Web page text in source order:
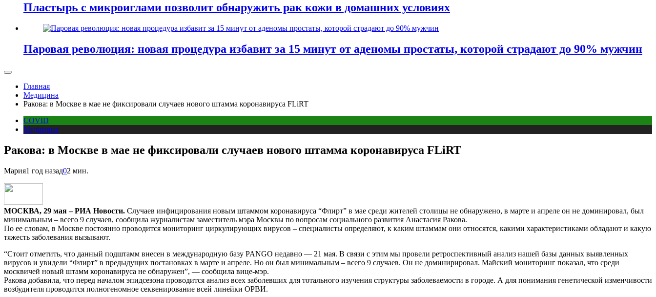
Пластырь с микроиглами позволит обнаружить рак кожи в домашних условиях
Паровая революция: новая процедура избавит за 15 минут от аденомы простаты, которой страдают до 90% мужчин
Главная
Медицина
Ракова: в Москве в мае не фиксировали случаев нового штамма коронавируса FLiRT
COVID
Медицина
Ракова: в Москве в мае не фиксировали случаев нового штамма коронавируса FLiRT
Мария1 год назад02 мин.
МОСКВА, 29 мая – РИА Новости. Случаев инфицирования новым штаммом коронавируса “Флирт” в мае среди жителей столицы не обнаружено, в марте и апреле он не доминировал, был
минимальным – всего 9 случаев, сообщила журналистам заместитель мэра Москвы по вопросам социального развития Анастасия Ракова.
По ее словам, в Москве постоянно проводится мониторинг циркулирующих вирусов – специалисты определяют, к каким штаммам они относятся, какими характеристиками обладают и какую
тяжесть заболевания вызывают.
“Стоит отметить, что данный подштамм внесен в международную базу PANGO недавно — 21 мая. В связи с этим мы провели ретроспективный анализ нашей базы данных выявленных
вирусов и увидели “Флирт” в предыдущих постановках в марте и апреле. Но он был минимальным – всего 9 случаев. Он не доминирировал. Майский мониторинг показал, что среди
москвичей новый штамм коронавируса не обнаружен”, — сообщила вице-мэр.
Ракова добавила, что перед началом эпидсезона проводится анализ всех заболевших для тотального изучения структуры заболеваемости в городе. А для понимания генетической изменчивости
возбудителя проводится полногеномное секвенирование всей линейки ОРВИ.